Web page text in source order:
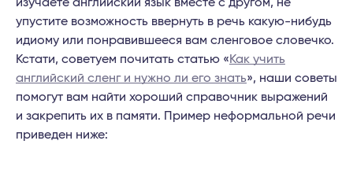
упустите возможность ввернуть в речь какую-нибудь
идиому или понравившееся вам сленговое словечко.
Кстати, советуем почитать статью «Как учить
английский сленг и нужно ли его знать», наши советы
помогут вам найти хороший справочник выражений
и закрепить их в памяти. Пример неформальной речи
приведен ниже: